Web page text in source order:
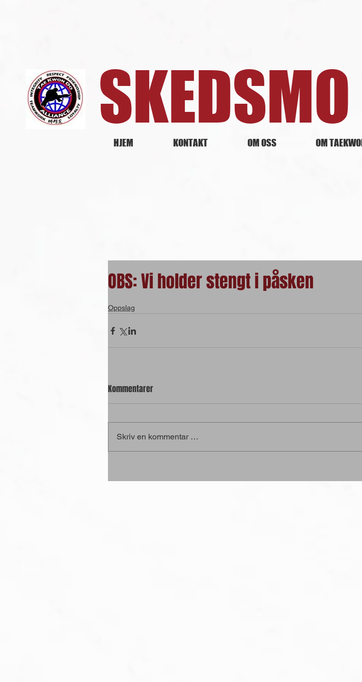
SKEDSMO
HJEM KONTAKT OM OSS OM
OBS: Vi holder stengt i påsken
Oppslag
Kommentarer
Skriv en kommentar …